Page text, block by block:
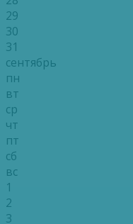
29
30
31
сентябрь
пн
вт
ср
чт
пт
сб
вс
1
2
3